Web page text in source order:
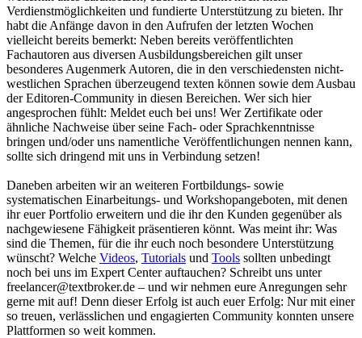
Verdienstmöglichkeiten und fundierte Unterstützung zu bieten. Ihr
habt die Anfänge davon in den Aufrufen der letzten Wochen
vielleicht bereits bemerkt: Neben bereits veröffentlichten
Fachautoren aus diversen Ausbildungsbereichen gilt unser
besonderes Augenmerk Autoren, die in den verschiedensten nicht-
westlichen Sprachen überzeugend texten können sowie dem Ausbau
der Editoren-Community in diesen Bereichen. Wer sich hier
angesprochen fühlt: Meldet euch bei uns! Wer Zertifikate oder
ähnliche Nachweise über seine Fach- oder Sprachkenntnisse
bringen und/oder uns namentliche Veröffentlichungen nennen kann,
sollte sich dringend mit uns in Verbindung setzen!
Daneben arbeiten wir an weiteren Fortbildungs- sowie
systematischen Einarbeitungs- und Workshopangeboten, mit denen
ihr euer Portfolio erweitern und die ihr den Kunden gegenüber als
nachgewiesene Fähigkeit präsentieren könnt. Was meint ihr: Was
sind die Themen, für die ihr euch noch besondere Unterstützung
wünscht? Welche Videos, Tutorials und Tools sollten unbedingt
noch bei uns im Expert Center auftauchen? Schreibt uns unter
freelancer@textbroker.de – und wir nehmen eure Anregungen sehr
gerne mit auf! Denn dieser Erfolg ist auch euer Erfolg: Nur mit einer
so treuen, verlässlichen und engagierten Community konnten unsere
Plattformen so weit kommen.